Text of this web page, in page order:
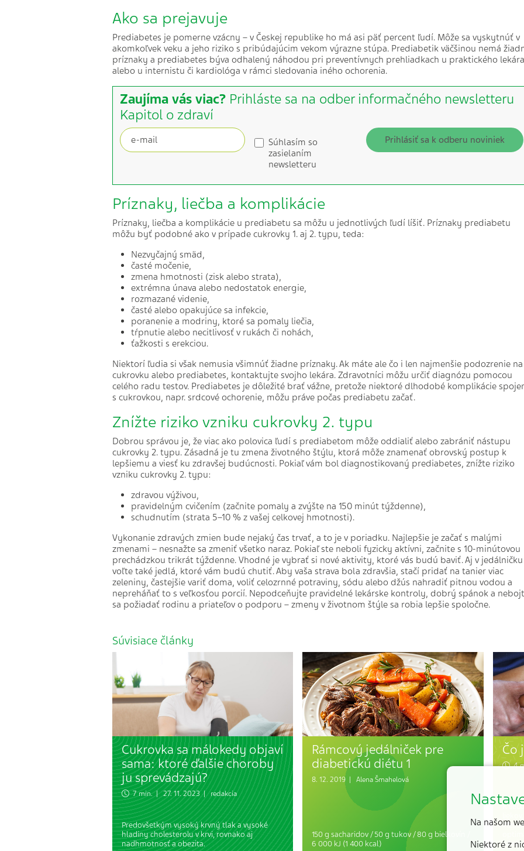
Ako sa prejavuje
Prediabetes je pomerne vzácny – v Českej republike ho má asi päť percent ľudí. Môže sa vyskytnúť v
akomkoľvek veku a jeho riziko s pribúdajúcim vekom výrazne stúpa. Prediabetik väčšinou nemá
príznaky a prediabetes býva odhalený náhodou pri preventívnych prehliadkach u praktického lekára
alebo u internistu či kardiológa v rámci sledovania iného ochorenia.
Zaujíma vás viac? Prihláste sa na odber informačného newsletteru
Kapitol o zdraví
Súhlasím so
zasielaním
newsletteru
Prihlásiť sa k odberu noviniek
Príznaky, liečba a komplikácie
Príznaky, liečba a komplikácie u prediabetu sa môžu u jednotlivých ľudí líšiť. Príznaky prediabetu
môžu byť podobné ako v prípade cukrovky 1. aj 2. typu, teda:
Nezvyčajný smäd,
časté močenie,
zmena hmotnosti (zisk alebo strata),
extrémna únava alebo nedostatok energie,
rozmazané videnie,
časté alebo opakujúce sa infekcie,
poranenie a modriny, ktoré sa pomaly liečia,
tŕpnutie alebo necitlivosť v rukách či nohách,
ťažkosti s erekciou.
Niektorí ľudia si však nemusia všimnúť žiadne príznaky. Ak máte ale čo i len najmenšie podozrenie na
cukrovku alebo prediabetes, kontaktujte svojho lekára. Zdravotníci môžu určiť diagnózu pomocou
celého radu testov. Prediabetes je dôležité brať vážne, pretože niektoré dlhodobé komplikácie
s cukrovkou, napr. srdcové ochorenie, môžu práve počas prediabetu začať.
Znížte riziko vzniku cukrovky 2. typu
Dobrou správou je, že viac ako polovica ľudí s prediabetom môže oddialiť alebo zabrániť nástupu
cukrovky 2. typu. Zásadná je tu zmena životného štýlu, ktorá môže znamenať obrovský postup k
lepšiemu a viesť ku zdravšej budúcnosti. Pokiaľ vám bol diagnostikovaný prediabetes, znížte riziko
vzniku cukrovky 2. typu:
zdravou výživou,
pravidelným cvičením (začnite pomaly a zvýšte na 150 minút týždenne),
schudnutím (strata 5–10 % z vašej celkovej hmotnosti).
Vykonanie zdravých zmien bude nejaký čas trvať, a to je v poriadku. Najlepšie je začať s malými
zmenami – nesnažte sa zmeniť všetko naraz. Pokiaľ ste neboli fyzicky aktívni, začnite s 10-minútovou
prechádzkou trikrát týždenne. Vhodné je vybrať si nové aktivity, ktoré vás budú baviť. Aj v jedálničku
voľte také jedlá, ktoré vám budú chutiť. Aby vaša strava bola zdravšia, stačí pridať na tanier viac
zeleniny, častejšie variť doma, voliť celozrnné potraviny, sódu alebo džús nahradiť pitnou vodou a
nepreháňať to s veľkosťou porcií. Nepodceňujte pravidelné lekárske kontroly, dobrý spánok a
sa požiadať rodinu a priateľov o podporu – zmeny v životnom štýle sa robia lepšie spoločne.
Súvisiace články
Cukrovka sa málokedy objaví
sama: ktoré ďalšie choroby
ju sprevádzajú?
7 min. | 27. 11. 2023 | redakcia
Predovšetkým vysoký krvný tlak a vysoké
hladiny cholesterolu v krvi, rovnako aj
nadhmotnosť a obezita.
Rámcový jedálniček pre
diabetickú diétu 1
8. 12. 2019 |Alena Šmahelová
150 g sacharidov / 50 g tukov / 80 g bielkovín /
6 000 kJ (1 400 kcal)
Čo
4
K
Na našom
Niektoré z